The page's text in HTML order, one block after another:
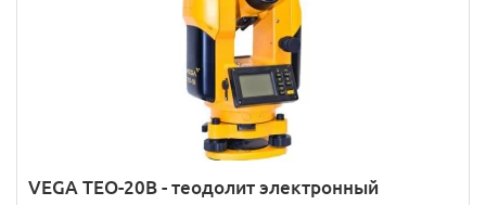
VEGA TEO-20B - теодолит электронный